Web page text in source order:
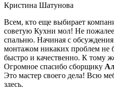
Кристина Шатунова
Всем, кто еще выбирает
советую Кухни мол! Не
спальню. Начиная с обсуждения
монтажом никаких проблем не
быстро и качественно. К тому
Огромное спасибо сборщику
Это мастер своего дела! Всю
здесь.